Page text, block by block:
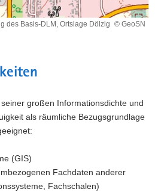
des Basis-DLM, Ortslage Dölzig © GeoSN
großen Informationsdichte und
als räumliche Bezugsgrundlage
(GIS)
Fachdaten anderer
Fachschalen)